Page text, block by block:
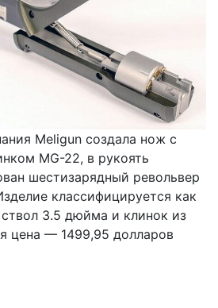
Meligun создала нож с
MG-22, в рукоять
шестизарядный револьвер
классифицируется как
ствол 3.5 дюйма и клинок из
цена — 1499,95 долларов